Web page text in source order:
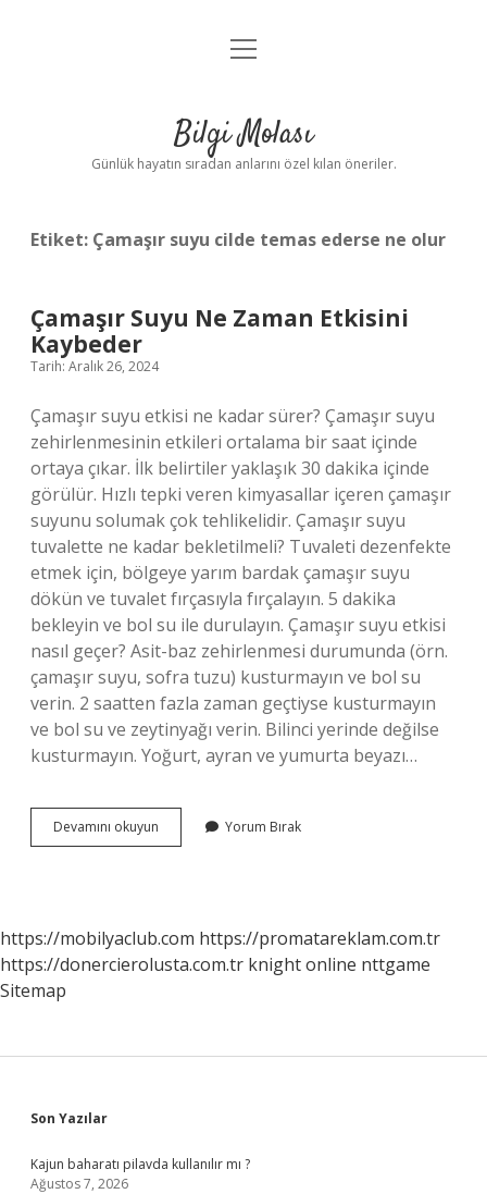
Anasayfa
Yasal Uyarı
menüyü
Bilgi Molası
Günlük hayatın sıradan anlarını özel kılan öneriler.
Etiket: Çamaşır suyu cilde temas ederse ne olur
Çamaşır Suyu Ne Zaman Etkisini
Kaybeder
Tarih: Aralık 26, 2024
Çamaşır suyu etkisi ne kadar sürer? Çamaşır suyu
zehirlenmesinin etkileri ortalama bir saat içinde
ortaya çıkar. İlk belirtiler yaklaşık 30 dakika içinde
görülür. Hızlı tepki veren kimyasallar içeren çamaşır
suyunu solumak çok tehlikelidir. Çamaşır suyu
tuvalette ne kadar bekletilmeli? Tuvaleti dezenfekte
etmek için, bölgeye yarım bardak çamaşır suyu
dökün ve tuvalet fırçasıyla fırçalayın. 5 dakika
bekleyin ve bol su ile durulayın. Çamaşır suyu etkisi
nasıl geçer? Asit-baz zehirlenmesi durumunda (örn.
çamaşır suyu, sofra tuzu) kusturmayın ve bol su
verin. 2 saatten fazla zaman geçtiyse kusturmayın
ve bol su ve zeytinyağı verin. Bilinci yerinde değilse
kusturmayın. Yoğurt, ayran ve yumurta beyazı…
Devamını okuyun Çamaşır
Suyu
Yorum Bırak
https://mobilyaclub.com https://promatareklam.com.tr
https://donercierolusta.com.tr knight online nttgame
Sitemap
Sidebar
Son Yazılar
Kajun baharatı pilavda kullanılır mı ?
Ağustos 7, 2026